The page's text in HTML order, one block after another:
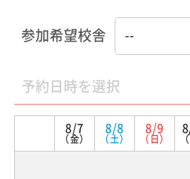
参加希望校舎
予約日時を選択
8/7
（金）
8/8
（土）
8/9
（日）